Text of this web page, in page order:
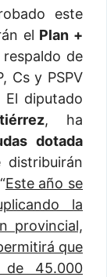
este
el Plan +
de
Cs y PSPV
diputado
, ha
dotada
Este año se
la
provincial,
que
de 45.000